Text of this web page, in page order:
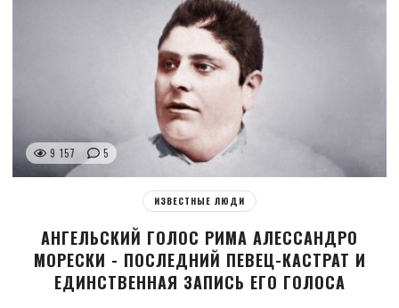
9 157 5
ИЗВЕСТНЫЕ ЛЮДИ
АНГЕЛЬСКИЙ ГОЛОС РИМА АЛЕССАНДРО
МОРЕСКИ - ПОСЛЕДНИЙ ПЕВЕЦ-КАСТРАТ И
ЕДИНСТВЕННАЯ ЗАПИСЬ ЕГО ГОЛОСА